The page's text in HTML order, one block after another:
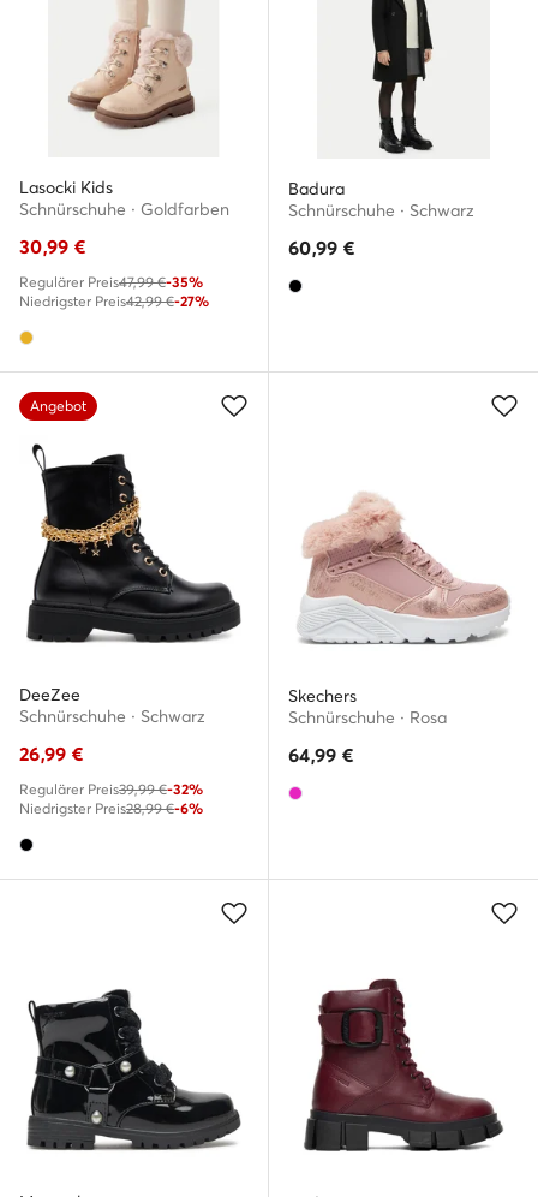
Lasocki Kids
Schnürschuhe · Goldfarben
30,99 €
Regulärer Preis47,99 €-35%
Niedrigster Preis42,99 €-27%
Badura
Schnürschuhe · Schwarz
60,99 €
Angebot
DeeZee
Schnürschuhe · Schwarz
26,99 €
Regulärer Preis39,99 €-32%
Niedrigster Preis28,99 €-6%
Skechers
Schnürschuhe · Rosa
64,99 €